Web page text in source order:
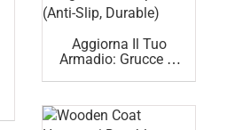
Aggiorna Il Tuo
Armadio: Grucce In
(antiscivolo,
Durevoli)